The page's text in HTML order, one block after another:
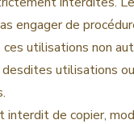
engager de
ces utilisations non
utilisations
de copier,